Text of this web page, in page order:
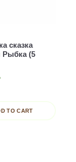
сказка
Рыбка (5
TO CART